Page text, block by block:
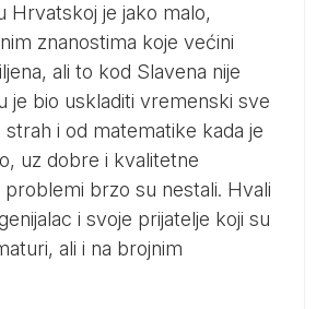
Hrvatskoj je jako malo,
znanostima koje većini
ali to kod Slavena nije
je bio uskladiti vremenski sve
i od matematike kada je
uz dobre i kvalitetne
brzo su nestali. Hvali
i svoje prijatelje koji su
ali i na brojnim